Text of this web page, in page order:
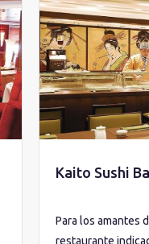
Kaito Sushi
Para los amantes
restaurante